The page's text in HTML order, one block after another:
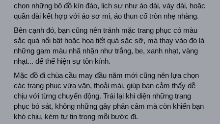
chọn những bộ đồ kín đáo, lịch sự như áo dài, váy dài, hoặc
quần dài kết hợp với áo sơ mi, áo thun cổ tròn nhẹ nhàng.
Bên cạnh đó, bạn cũng nên tránh mặc trang phục có màu
sắc quá nổi bật hoặc họa tiết quá sặc sỡ, mà thay vào đó là
những gam màu nhã nhặn như trắng, be, xanh nhạt, vàng
nhạt... để thể hiện sự tôn kính.
Mặc đồ đi chùa cầu may đầu năm mới cũng nên lựa chọn
các trang phục vừa vặn, thoải mái, giúp bạn cảm thấy dễ
chịu với từng chuyển động. Trái lại khi diện những trang
phục bó sát, không những gây phản cảm mà còn khiến bạn
khó chịu, kém tự tin trong mỗi bước đi.